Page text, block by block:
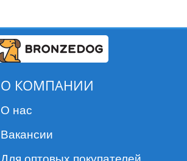
О КОМПАНИИ
О нас
Вакансии